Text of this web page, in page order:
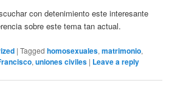
con detenimiento este interesante
sobre este tema tan actual.
|Tagged homosexuales,matrimonio,
,uniones civiles | Leave a reply